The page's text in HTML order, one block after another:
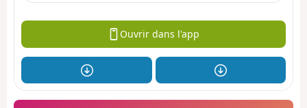
Ouvrir dans l'app